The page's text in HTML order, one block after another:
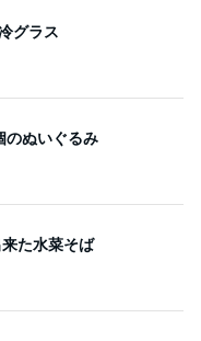
グラス
のぬいぐるみ
た水菜そば